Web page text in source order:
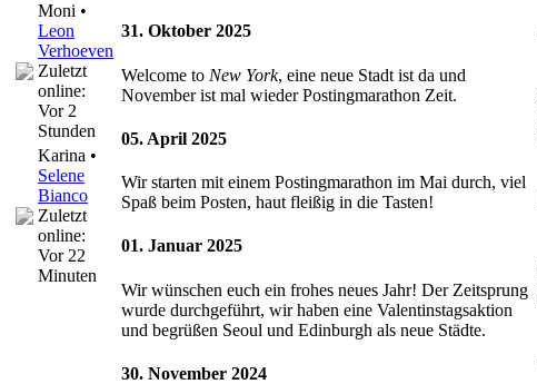
Moni •
Leon
Verhoeven
Zuletzt
online:
Vor 2
Stunden
Karina •
Selene
Bianco
Zuletzt
online:
Vor 22
Minuten
31. Oktober 2025
Welcome to New York, eine neue Stadt ist da und
November ist mal wieder Postingmarathon Zeit.
05. April 2025
Wir starten mit einem Postingmarathon im Mai durch, viel
Spaß beim Posten, haut fleißig in die Tasten!
01. Januar 2025
Wir wünschen euch ein frohes neues Jahr! Der Zeitsprung
wurde durchgeführt, wir haben eine Valentinstagsaktion
und begrüßen Seoul und Edinburgh als neue Städte.
30. November 2024